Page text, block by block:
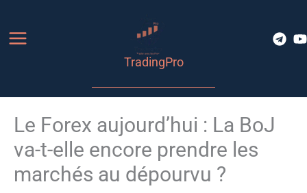
contenu
TradingPro
Le Forex aujourd’hui : La BoJ
va-t-elle encore prendre les
marchés au dépourvu ?